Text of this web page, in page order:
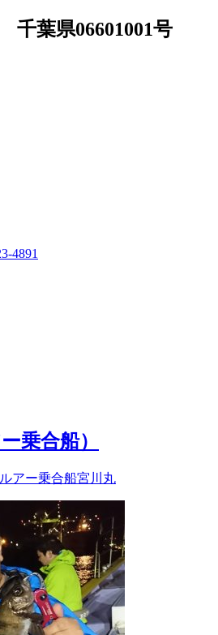
葉県06601001号
4891
乗合船）
ルアー乗合船宮川丸